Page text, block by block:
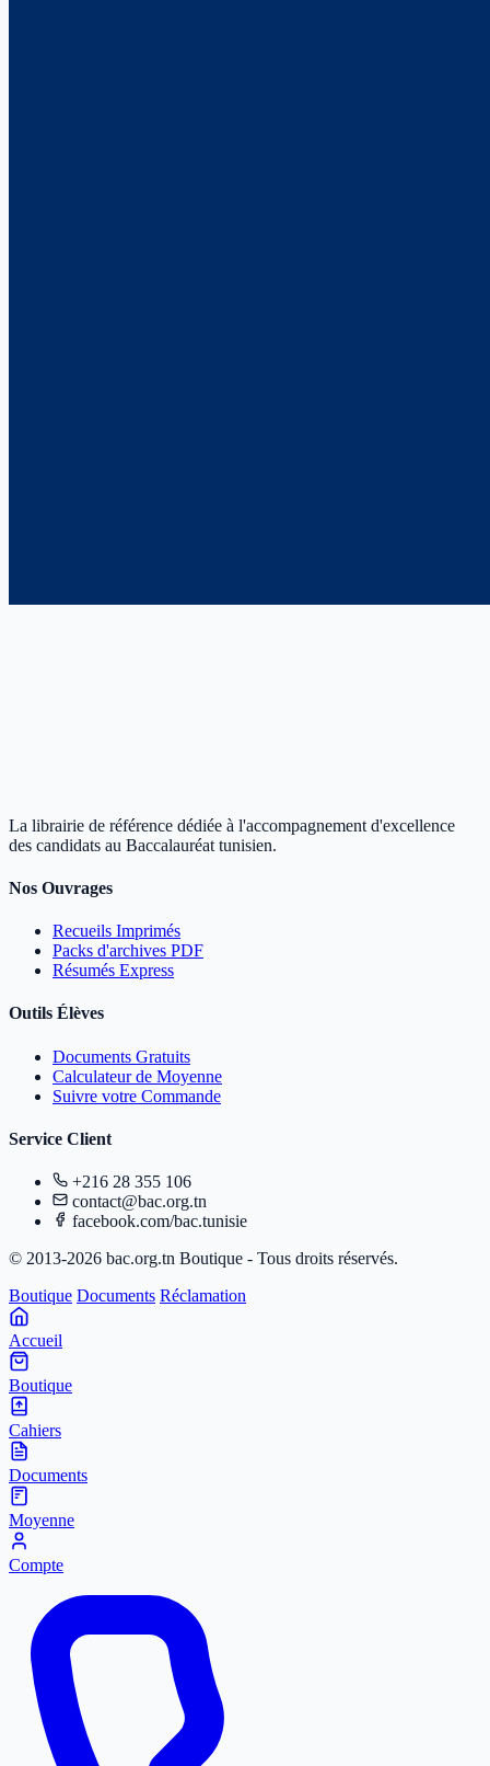
La librairie de référence dédiée à l'accompagnement d'excellence
des candidats au Baccalauréat tunisien.
Nos Ouvrages
Recueils Imprimés
Packs d'archives PDF
Résumés Express
Outils Élèves
Documents Gratuits
Calculateur de Moyenne
Suivre votre Commande
Service Client
+216 28 355 106
contact@bac.org.tn
facebook.com/bac.tunisie
© 2013-2026 bac.org.tn Boutique - Tous droits réservés.
Boutique Documents Réclamation
Accueil
Boutique
Cahiers
Documents
Moyenne
Compte